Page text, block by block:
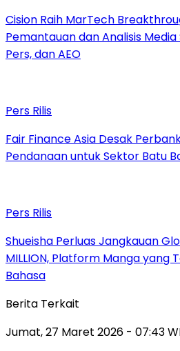
Cision Raih MarTech
Pemantauan dan Analisis Media
Pers, dan AEO
Pers Rilis
Fair Finance Asia Desak
Pendanaan untuk Sektor Batu
Pers Rilis
Shueisha Perluas Jangkauan
MILLION, Platform Manga yang
Bahasa
Berita Terkait
Jumat, 27 Maret 2026 - 07:43